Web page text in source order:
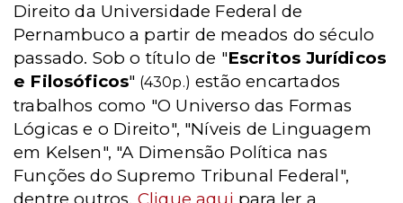
Direito da Universidade Federal de
Pernambuco a partir de meados do século
passado. Sob o título de "Escritos Jurídicos
e Filosóficos" (430p.) estão encartados
trabalhos como "O Universo das Formas
Lógicas e o Direito", "Níveis de Linguagem
em Kelsen", "A Dimensão Política nas
Funções do Supremo Tribunal Federal",